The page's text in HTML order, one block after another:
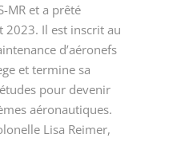
MR et a prêté
2023. Il est inscrit au
d’aéronefs
et termine sa
pour devenir
aéronautiques.
Lisa Reimer,